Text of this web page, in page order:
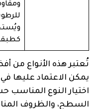
تُعتبر هذه الأنواع من
يمكن الاعتماد عليها
اختيار النوع المناسب
السطح، والظروف